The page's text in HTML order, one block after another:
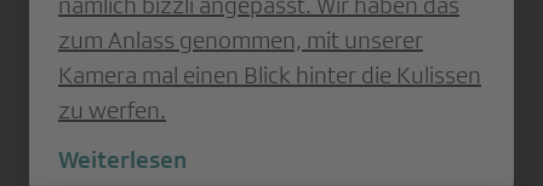
zum Anlass genommen, mit unserer
Kamera mal einen Blick hinter die Kulissen
zu werfen.
Weiterlesen